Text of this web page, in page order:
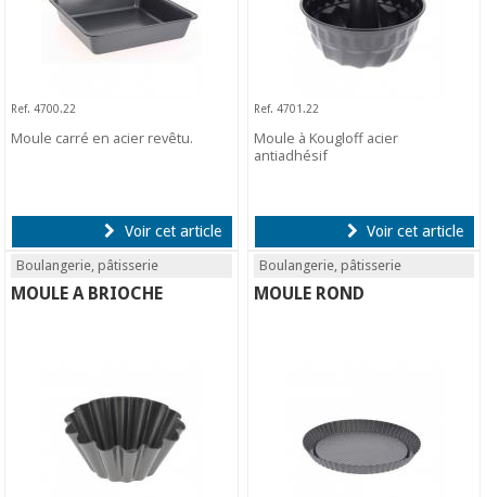
Ref. 4700.22
Moule carré en acier revêtu.
Voir cet article
Ref. 4701.22
Moule à Kougloff acier
antiadhésif
Voir cet article
Boulangerie, pâtisserie
MOULE A BRIOCHE
Boulangerie, pâtisserie
MOULE ROND